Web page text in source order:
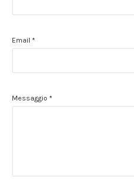
Email *
Messaggio *